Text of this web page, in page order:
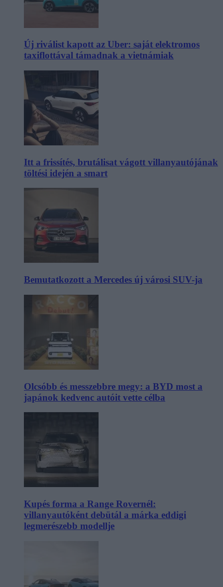
Új riválist kapott az Uber: saját elektromos
taxiflottával támadnak a vietnámiak
Itt a frissítés, brutálisat vágott villanyautójának
töltési idején a smart
Bemutatkozott a Mercedes új városi SUV-ja
Olcsóbb és messzebbre megy: a BYD most a
japánok kedvenc autóit vette célba
Kupés forma a Range Rovernél:
villanyautóként debütál a márka eddigi
legmerészebb modellje